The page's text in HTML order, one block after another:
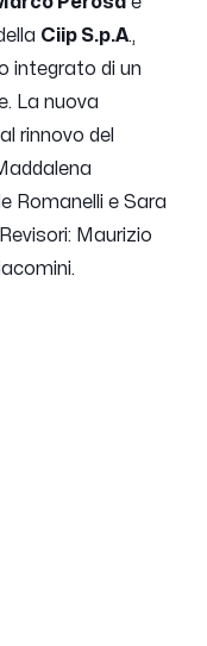
Ciip S.p.A.,
integrato di un
La nuova
rinnovo del
Romanelli e Sara
Maurizio